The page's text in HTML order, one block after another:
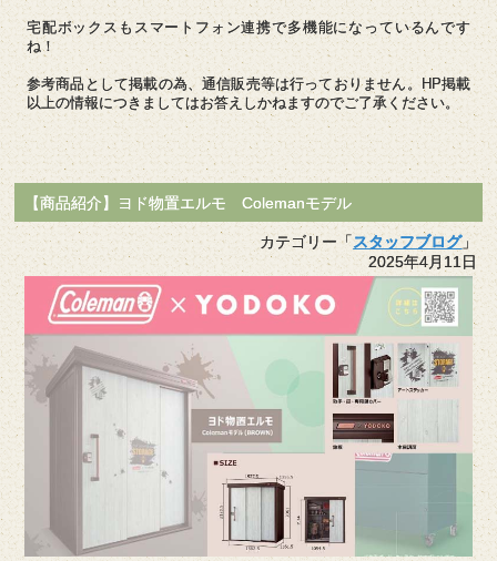
宅配ボックスもスマートフォン連携で多機能になっているんです
ね！
参考商品として掲載の為、通信販売等は行っておりません。HP掲載
以上の情報につきましてはお答えしかねますのでご了承ください。
【商品紹介】ヨド物置エルモ Colemanモデル
カテゴリー「スタッフブログ」
2025年4月11日